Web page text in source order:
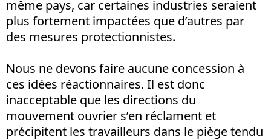
même pays, car certaines industries seraient
plus fortement impactées que d’autres par
des mesures protectionnistes.
Nous ne devons faire aucune concession à
ces idées réactionnaires. Il est donc
inacceptable que les directions du
mouvement ouvrier s’en réclament et
précipitent les travailleurs dans le piège tendu